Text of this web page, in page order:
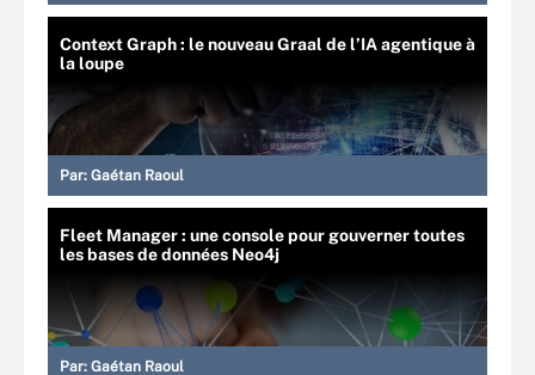
Context Graph : le nouveau Graal de l’IA agentique à
la loupe
Par: Gaétan Raoul
Fleet Manager : une console pour gouverner toutes
les bases de données Neo4j
Par: Gaétan Raoul